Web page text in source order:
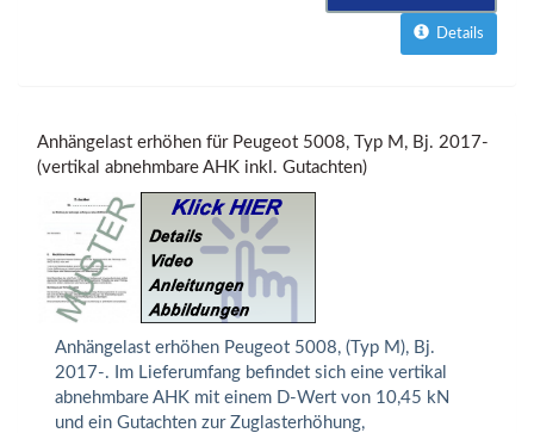
Details
Anhängelast erhöhen für Peugeot 5008, Typ M, Bj. 2017-
(vertikal abnehmbare AHK inkl. Gutachten)
Anhängelast erhöhen Peugeot 5008, (Typ M), Bj.
2017-. Im Lieferumfang befindet sich eine vertikal
abnehmbare AHK mit einem D-Wert von 10,45 kN
und ein Gutachten zur Zuglasterhöhung,